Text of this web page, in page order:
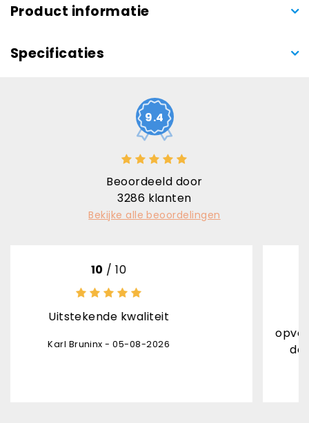
Product informatie
Specificaties
9.4
Beoordeeld door
3286 klanten
Bekijke alle beoordelingen
kwaliteit
- 05-08-2026
opvolging levering
de pakjesdienst